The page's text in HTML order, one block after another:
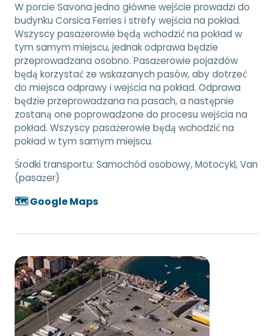
W porcie Savona jedno główne wejście prowadzi do
budynku Corsica Ferries i strefy wejścia na pokład.
Wszyscy pasażerowie będą wchodzić na pokład w
tym samym miejscu, jednak odprawa będzie
przeprowadzana osobno. Pasażerowie pojazdów
będą korzystać ze wskazanych pasów, aby dotrzeć
do miejsca odprawy i wejścia na pokład. Odprawa
będzie przeprowadzana na pasach, a następnie
zostaną one poprowadzone do procesu wejścia na
pokład. Wszyscy pasażerowie będą wchodzić na
pokład w tym samym miejscu.
Środki transportu: Samochód osobowy, Motocykl, Van
(pasażer)
🗺️ Google Maps